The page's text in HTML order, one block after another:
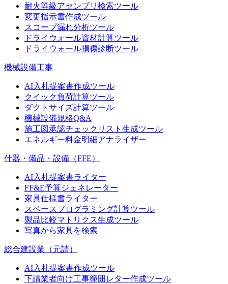
耐火等級アセンブリ検索ツール
変更指示書作成ツール
スコープ漏れ分析ツール
ドライウォール資材計算ツール
ドライウォール損傷診断ツール
機械設備工事
AI入札提案書作成ツール
クイック負荷計算ツール
ダクトサイズ計算ツール
機械設備規格Q&A
施工図承認チェックリスト生成ツール
エネルギー料金明細アナライザー
什器・備品・設備（FFE）
AI入札提案書ライター
FF&E予算ジェネレーター
家具仕様書ライター
スペースプログラミング計算ツール
製品比較マトリクス生成ツール
写真から家具を検索
総合建設業（元請）
AI入札提案書作成ツール
下請業者向け工事範囲レター作成ツール